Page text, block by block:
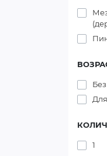
1